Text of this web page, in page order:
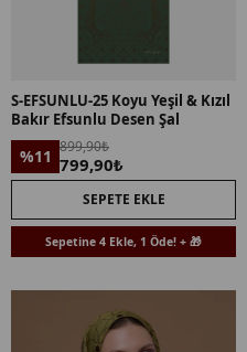
S-EFSUNLU-25 Koyu Yeşil & Kızıl
Bakır Efsunlu Desen Şal
%11 899,90₺
799,90₺
SEPETE EKLE
Sepetine 4 Ekle, 1 Öde! + 🎁